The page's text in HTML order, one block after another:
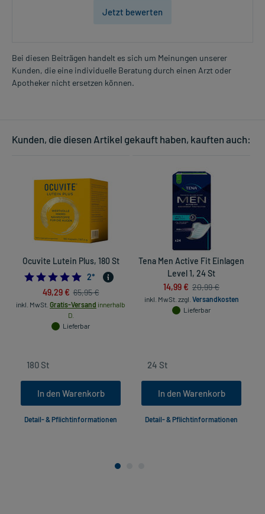
Jetzt bewerten
Bei diesen Beiträgen handelt es sich um Meinungen unserer
Kunden, die eine individuelle Beratung durch einen Arzt oder
Apotheker nicht ersetzen können.
Kunden, die diesen Artikel gekauft haben, kauften auch:
Ocuvite Lutein Plus, 180 St
5.0
2*
49,29 € 65,95 €
inkl. MwSt. Gratis-Versand innerhalb
D.
Lieferbar
In den Warenkorb
Detail- & Pflichtinformationen
Tena Men Active Fit Einlagen
Level 1, 24 St
14,99 € 20,99 €
inkl. MwSt. zzgl. Versandkosten
Lieferbar
In den Warenkorb
Detail- & Pflichtinformationen